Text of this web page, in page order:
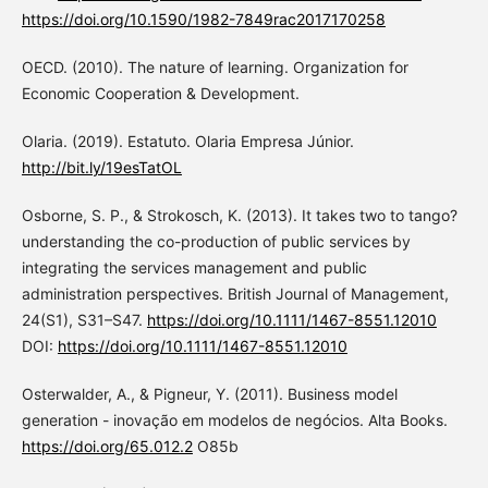
https://doi.org/10.1590/1982-7849rac2017170258
OECD. (2010). The nature of learning. Organization for
Economic Cooperation & Development.
Olaria. (2019). Estatuto. Olaria Empresa Júnior.
http://bit.ly/19esTatOL
Osborne, S. P., & Strokosch, K. (2013). It takes two to tango?
understanding the co-production of public services by
integrating the services management and public
administration perspectives. British Journal of Management,
24(S1), S31–S47. https://doi.org/10.1111/1467-8551.12010
DOI: https://doi.org/10.1111/1467-8551.12010
Osterwalder, A., & Pigneur, Y. (2011). Business model
generation - inovação em modelos de negócios. Alta Books.
https://doi.org/65.012.2O85b